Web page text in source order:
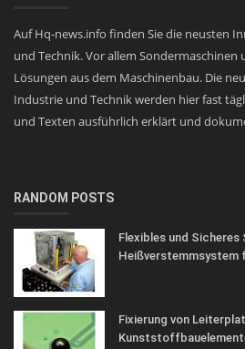
Auf Hq-news.info finden Sie die neusten
und Technik. Vor allem Sondermaschinen
Lösungen aus dem Maschinenbau. Die
Industrie und Technik werden hier fast
und Texten ausführlich erklärt und
RANDOM POSTS
Flexibles und Sicheres
Heißverstemmsystem
Fixierung von